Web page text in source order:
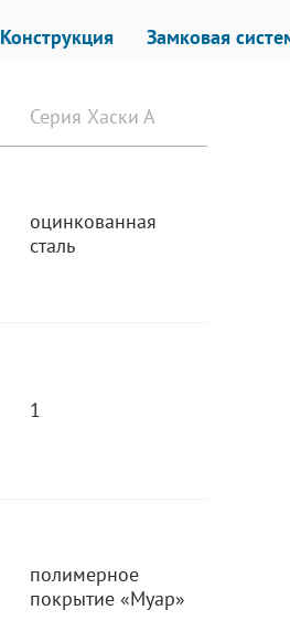
Конструкция Замковая
Серия Хаски А
оцинкованная
сталь
1
полимерное
покрытие «Муар»